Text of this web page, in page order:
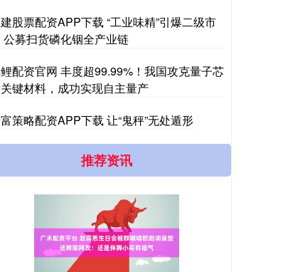
股票配资APP下载 “工业味精”引爆二级市
公募扫货磷化铟全产业链
配资官网 丰度超99.99%！我国攻克量子芯
键材料，成功实现自主量产
策略配资APP下载 让“鬼秤”无处遁形
推荐资讯